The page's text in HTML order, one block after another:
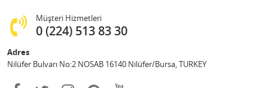
Müşteri Hizmetleri
0 (224) 513 83 30
Adres
Nilüfer Bulvarı No:2 NOSAB 16140 Nilüfer/Bursa, TURKEY